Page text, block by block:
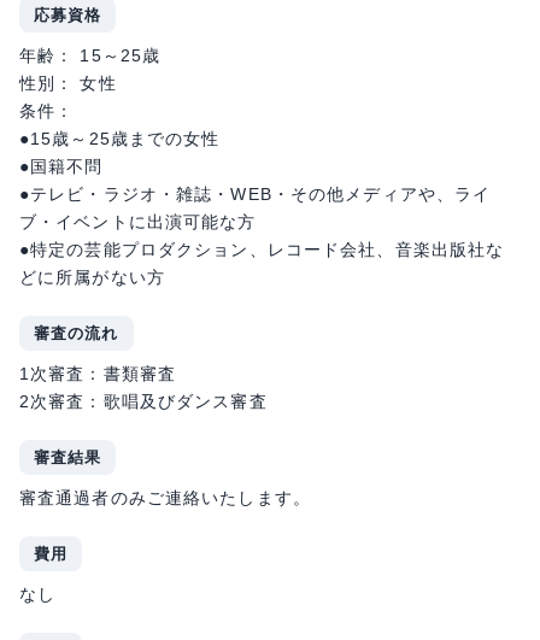
応募資格
年齢： 15～25歳
性別： 女性
条件：
●15歳～25歳までの女性
●国籍不問
●テレビ・ラジオ・雑誌・WEB・その他メディアや、ライ
ブ・イベントに出演可能な方
●特定の芸能プロダクション、レコード会社、音楽出版社な
どに所属がない方
審査の流れ
1次審査：書類審査
2次審査：歌唱及びダンス審査
審査結果
審査通過者のみご連絡いたします。
費用
なし